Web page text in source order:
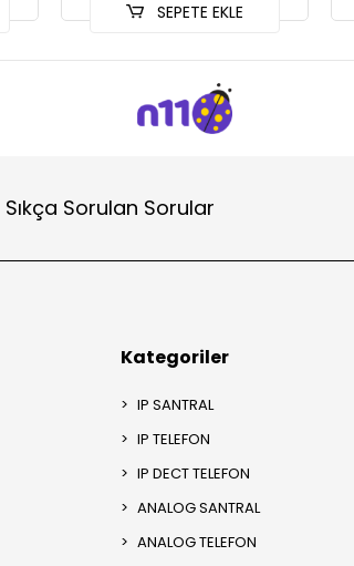
SEPETE EKLE
Sıkça Sorulan Sorular
Kategoriler
IP SANTRAL
IP TELEFON
IP DECT TELEFON
ANALOG SANTRAL
ANALOG TELEFON